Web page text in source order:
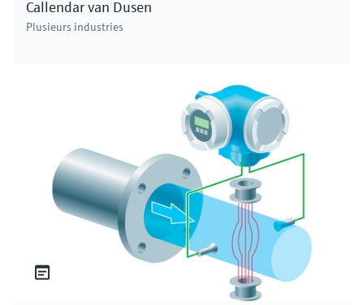
Callendar van Dusen
Plusieurs industries